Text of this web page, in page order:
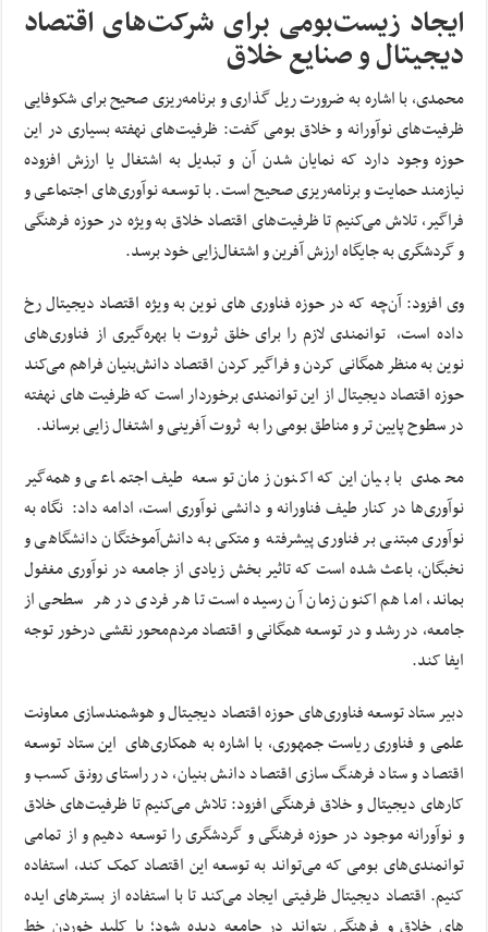
ایجاد زیست‌بومی برای شرکت‌های اقتصاد
دیجیتال و صنایع خلاق
محمدی، با اشاره به ضرورت ریل گذاری و برنامه‌ریزی صحیح برای شکوفایی
ظرفیت‌های نوآورانه و خلاق بومی گفت: ظرفیت‌های نهفته بسیاری در این
حوزه وجود دارد که نمایان شدن آن و تبدیل به اشتغال یا ارزش افزوده
نیازمند حمایت و برنامه‌ریزی صحیح است. با توسعه نوآوری‌های اجتماعی و
فراگیر، تلاش می‌‌کنیم تا ظرفیت‌های اقتصاد خلاق به ویژه در حوزه فرهنگی
و گردشگری به جایگاه ارزش آفرین و اشتغال‌زایی خود برسد.
وی افزود: آن‌چه که در حوزه فناوری های نوین به ویژه اقتصاد دیجیتال رخ
داده است، توانمندی لازم را برای خلق ثروت با بهره‌گیری از فناوری‌های
نوین به منظر همگانی کردن و فراگیر کردن اقتصاد دانش‌بنیان فراهم می‌کند
حوزه اقتصاد دیجیتال از این توانمندی برخوردار است که ظرفیت های نهفته
در سطوح پایین تر و مناطق بومی را به ثروت آفرینی و اشتغال زایی برساند.
محمدی با بیان این‌که اکنون زمان توسعه طیف اجتماعی و همه‌گیر
نوآوری‌ها در کنار طیف فناورانه و دانشی نوآوری است، ادامه داد: نگاه به
نوآوری مبتنی بر فناوری پیشرفته و متکی به دانش‌آموختگان دانشگاهی و
نخبگان، باعث شده است که تاثیر بخش زیادی از جامعه در نوآوری مغفول
بماند، اما هم اکنون زمان آن رسیده است تا هر فردی در هر سطحی از
جامعه، در رشد و در توسعه همگانی و اقتصاد مردم‌محور نقشی درخور توجه
ایفا کند.
دبیر ستاد توسعه فناوری‌های حوزه اقتصاد دیجیتال و هوشمندسازی معاونت
علمی و فناوری ریاست جمهوری، با اشاره به همکاری‌های این ستاد توسعه
اقتصاد و ستاد فرهنگ سازی اقتصاد دانش بنیان، در راستای رونق کسب و
کارهای دیجیتال و خلاق فرهنگی افزود: تلاش می‌کنیم تا ظرفیت‌های خلاق
و نوآورانه موجود در حوزه فرهنگی و گردشگری را توسعه دهیم و از تمامی
توانمندی‌های بومی که می‌تواند به توسعه این اقتصاد کمک کند، استفاده
کنیم. اقتصاد دیجیتال ظرفیتی ایجاد می‌کند تا با استفاده از بسترهای ایده